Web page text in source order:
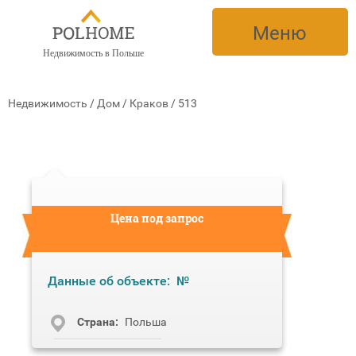
Недвижимость в Польше
Меню
Недвижимость / Дом / Краков / 513
Цена под запрос
Данные об объекте: №
Cтрана: Польша